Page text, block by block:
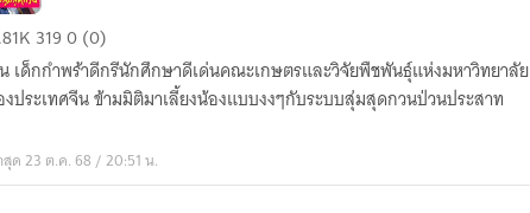
3190 (0)
เด็กกำพร้าดีกรีนักศึกษาดีเด่นคณะเกษตรและวิจัยพืชพันธุ์แห่งมหาวิทยาลัย
ประเทศจีน ข้ามมิติมาเลี้ยงน้องแบบงงๆกับระบบสุ่มสุดกวนป่วนประสาท
ด 23 ต.ค. 68 / 20:51 น.